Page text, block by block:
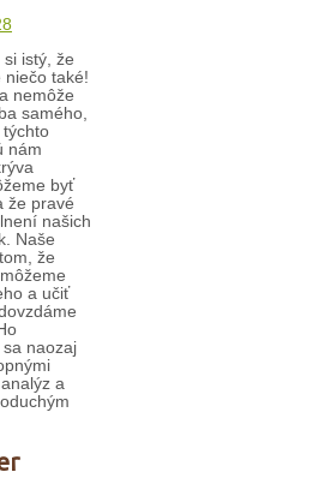
istý, že
niečo také!
nemôže
samého,
týchto
nám
byť
že pravé
našich
Naše
že
a učiť
naozaj
a